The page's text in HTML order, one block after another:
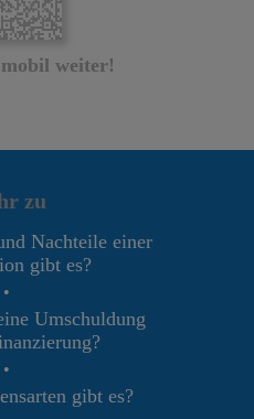
weiter!
zu
Nachteile einer
gibt es?
•
Umschuldung
•
gibt es?